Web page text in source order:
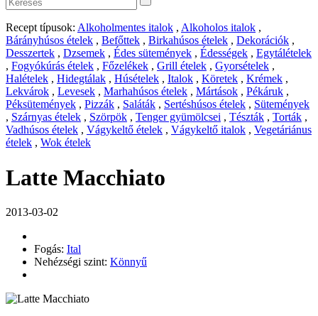
Recept típusok: Alkoholmentes italok , Alkoholos italok ,
Bárányhúsos ételek , Befőttek , Birkahúsos ételek , Dekorációk ,
Desszertek , Dzsemek , Édes sütemények , Édességek , Egytálételek
, Fogyókúrás ételek , Főzelékek , Grill ételek , Gyorsételek ,
Halételek , Hidegtálak , Húsételek , Italok , Köretek , Krémek ,
Lekvárok , Levesek , Marhahúsos ételek , Mártások , Pékáruk ,
Péksütemények , Pizzák , Saláták , Sertéshúsos ételek , Sütemények
, Szárnyas ételek , Szörpök , Tenger gyümölcsei , Tészták , Torták ,
Vadhúsos ételek , Vágykeltő ételek , Vágykeltő italok , Vegetáriánus
ételek , Wok ételek
Latte Macchiato
2013-03-02
Fogás: Ital
Nehézségi szint: Könnyű